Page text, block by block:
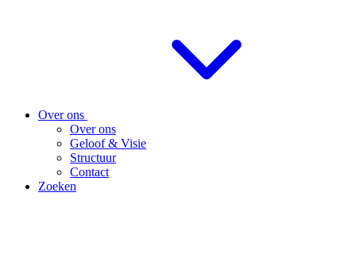
Over ons
Over ons
Geloof & Visie
Structuur
Contact
Zoeken